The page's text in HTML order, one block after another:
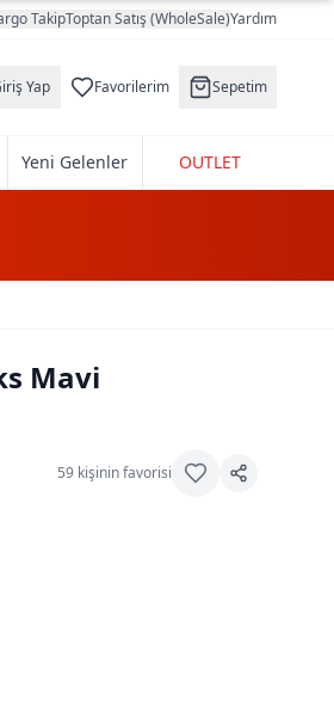
TakipToptan Satış (WholeSale)Yardım
Yap Favorilerim Sepetim
Yeni Gelenler OUTLET
Mavi
59 kişinin favorisi